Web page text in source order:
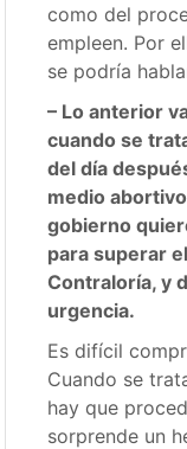
como del
empleen. Por
se podría
– Lo anterior
cuando se
del día
medio
gobierno
para superar
Contraloría, y
urgencia.
Es difícil
Cuando se
hay que
sorprende un